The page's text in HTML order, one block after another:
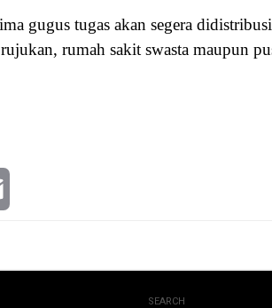
gugus tugas akan segera
rumah sakit swasta maupun
SEARCH